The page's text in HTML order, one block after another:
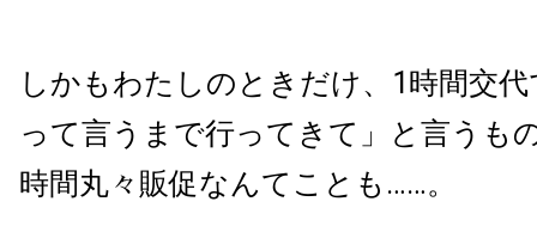
しかもわたしのときだけ、1時間交
って言うまで行ってきて」と言うも
時間丸々販促なんてことも……。